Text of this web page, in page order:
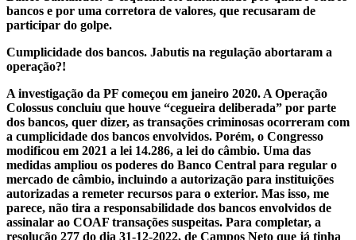
bancos e por uma corretora de valores, que recusaram de
participar do golpe.
Cumplicidade dos bancos. Jabutis na regulação abortaram a
operação?!
A investigação da PF começou em janeiro 2020. A Operação
Colossus concluiu que houve “cegueira deliberada” por parte
dos bancos, quer dizer, as transações criminosas ocorreram com
a cumplicidade dos bancos envolvidos. Porém, o Congresso
modificou em 2021 a lei 14.286, a lei do câmbio. Uma das
medidas ampliou os poderes do Banco Central para regular o
mercado de câmbio, incluindo a autorização para instituições
autorizadas a remeter recursos para o exterior. Mas isso, me
parece, não tira a responsabilidade dos bancos envolvidos de
assinalar ao COAF transações suspeitas. Para completar, a
resolução 277 do dia 31-12-2022, de Campos Neto que já tinha